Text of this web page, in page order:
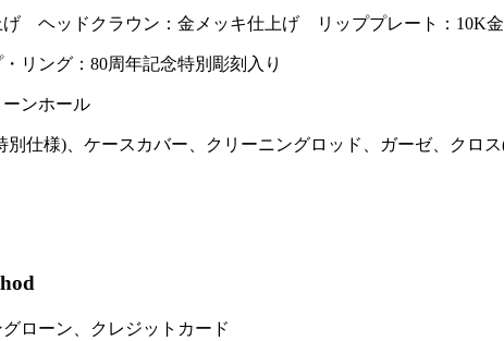
げ ヘッドクラウン：金メッキ仕上げ リッププレート：10K
リング：80周年記念特別彫刻入り
ーンホール
別仕様)、ケースカバー、クリーニングロッド、ガーゼ、クロ
ローン、クレジットカード